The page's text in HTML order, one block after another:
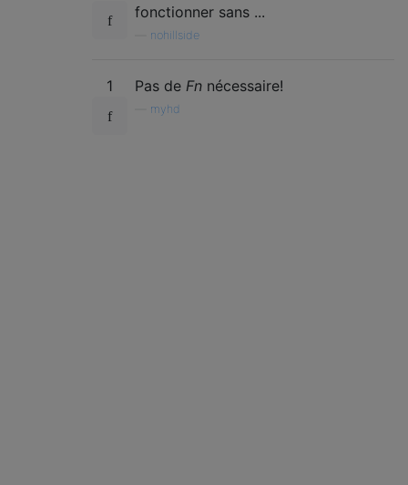
fonctionner sans ...
nohillside
1 Pas de Fn nécessaire!
myhd